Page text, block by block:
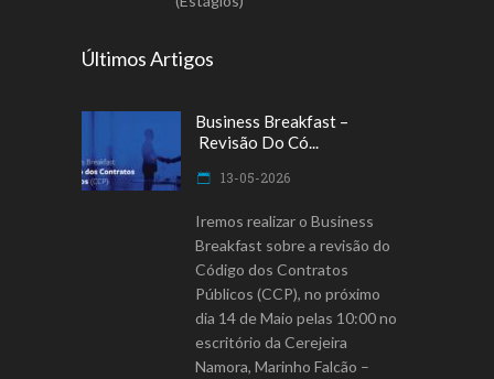
Últimos Artigos
Business Breakfast –
Revisão Do Có...
13-05-2026
Iremos realizar o Business
Breakfast sobre a revisão do
Código dos Contratos
Públicos (CCP), no próximo
dia 14 de Maio pelas 10:00 no
escritório da Cerejeira
Namora, Marinho Falcão –